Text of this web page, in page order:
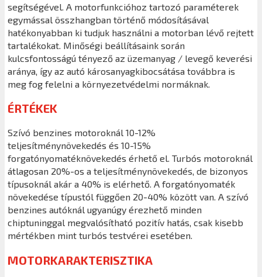
segítségével. A motorfunkcióhoz tartozó paraméterek
egymással összhangban történő módosításával
hatékonyabban ki tudjuk használni a motorban lévő rejtett
tartalékokat. Minőségi beállításaink során
kulcsfontosságú tényező az üzemanyag / levegő keverési
aránya, így az autó károsanyagkibocsátása továbbra is
meg fog felelni a környezetvédelmi normáknak.
ÉRTÉKEK
Szívó benzines motoroknál 10-12%
teljesítménynövekedés és 10-15%
forgatónyomatéknövekedés érhető el. Turbós motoroknál
átlagosan 20%-os a teljesítménynövekedés, de bizonyos
típusoknál akár a 40% is elérhető. A forgatónyomaték
növekedése típustól függően 20-40% között van. A szívó
benzines autóknál ugyanúgy érezhető minden
chiptuninggal megvalósítható pozitív hatás, csak kisebb
mértékben mint turbós testvérei esetében.
MOTORKARAKTERISZTIKA